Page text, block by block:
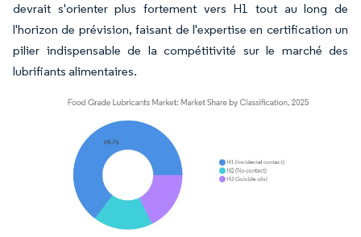
devrait s'orienter plus fortement vers H1 tout au long de
l'horizon de prévision, faisant de l'expertise en certification un
pilier indispensable de la compétitivité sur le marché des
lubrifiants alimentaires.